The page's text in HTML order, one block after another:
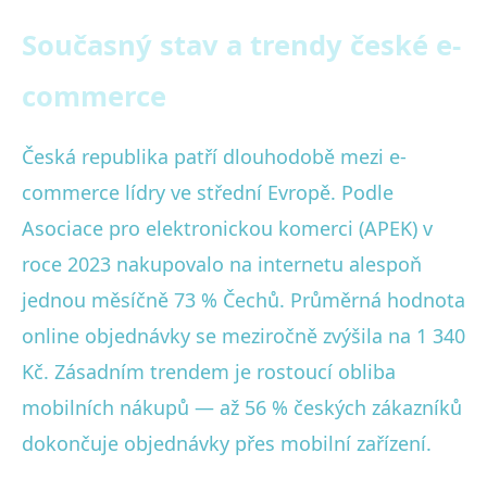
Současný stav a trendy české e-
commerce
Česká republika patří dlouhodobě mezi e-
commerce lídry ve střední Evropě. Podle
Asociace pro elektronickou komerci (APEK) v
roce 2023 nakupovalo na internetu alespoň
jednou měsíčně 73 % Čechů. Průměrná hodnota
online objednávky se meziročně zvýšila na 1 340
Kč. Zásadním trendem je rostoucí obliba
mobilních nákupů — až 56 % českých zákazníků
dokončuje objednávky přes mobilní zařízení.